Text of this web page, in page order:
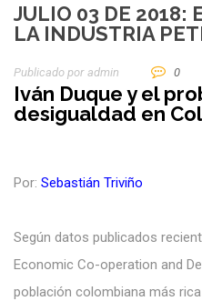
JULIO 03 DE 2018:
LA INDUSTRIA
Publicado por Admin 0
Iván Duque y el
desigualdad en
Por: Sebastián Triviño
Según datos publicados
Economic Co-operation and
población colombiana más